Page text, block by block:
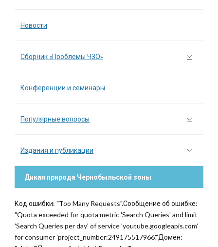
Новости
Сборник «Проблемы ЧЗО»
Конференции и семинары
Популярные вопросы
Издания и публикации
Дикая природа Чернобыльской зоны
Код ошибки: "Too Many Requests".Сообщение об ошибке:
"Quota exceeded for quota metric 'Search Queries' and limit
'Search Queries per day' of service 'youtube.googleapis.com'
for consumer 'project_number:249175517966'."Домен: